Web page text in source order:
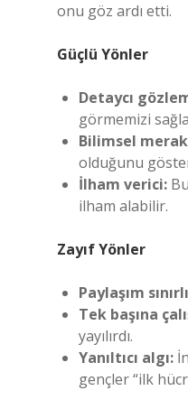
onu göz ardı etti.
Güçlü Yönler
Detaycı
görmemizi
Bilimsel
olduğunu
İlham verici:
ilham alabilir.
Zayıf Yönler
Paylaşım
Tek başına
yayılırdı.
Yanıltıcı algı:
gençler “ilk